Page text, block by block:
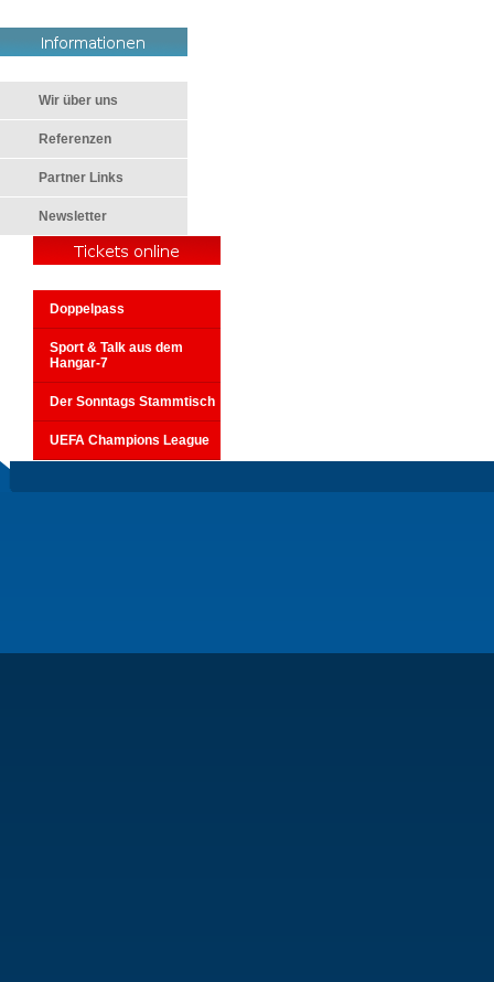
Wir über uns
Referenzen
Partner Links
Newsletter
Doppelpass
Sport & Talk aus dem
Hangar-7
Der Sonntags Stammtisch
UEFA Champions League